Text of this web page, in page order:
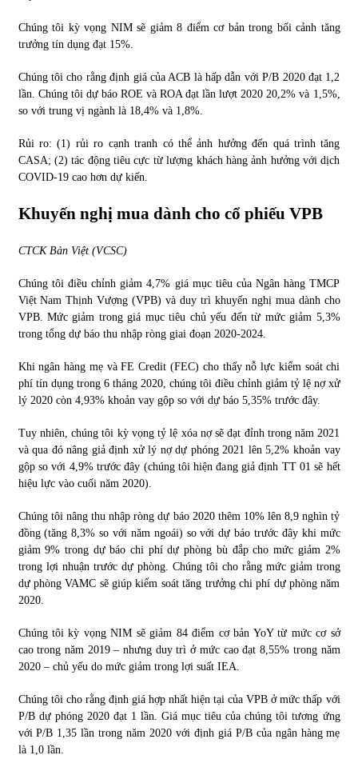
Chúng tôi kỳ vọng NIM sẽ giảm 8 điểm cơ bản trong bối cảnh tăng
trưởng tín dụng đạt 15%.
Chúng tôi cho rằng định giá của ACB là hấp dẫn với P/B 2020 đạt 1,2
lần. Chúng tôi dự báo ROE và ROA đạt lần lượt 2020 20,2% và 1,5%,
so với trung vị ngành là 18,4% và 1,8%.
Rủi ro: (1) rủi ro cạnh tranh có thể ảnh hưởng đến quá trình tăng
CASA; (2) tác động tiêu cực từ lượng khách hàng ảnh hưởng với dịch
COVID-19 cao hơn dự kiến.
Khuyến nghị mua dành cho cổ phiếu VPB
CTCK Bản Việt (VCSC)
Chúng tôi điều chỉnh giảm 4,7% giá mục tiêu của Ngân hàng TMCP
Việt Nam Thịnh Vượng (VPB) và duy trì khuyến nghị mua dành cho
VPB. Mức giảm trong giá mục tiêu chủ yếu đến từ mức giảm 5,3%
trong tổng dự báo thu nhập ròng giai đoạn 2020-2024.
Khi ngân hàng mẹ và FE Credit (FEC) cho thấy nỗ lực kiểm soát chi
phí tín dụng trong 6 tháng 2020, chúng tôi điều chỉnh giảm tỷ lệ nợ xử
lý 2020 còn 4,93% khoản vay gộp so với dự báo 5,35% trước đây.
Tuy nhiên, chúng tôi kỳ vọng tỷ lệ xóa nợ sẽ đạt đỉnh trong năm 2021
và qua đó nâng giả định xử lý nợ dự phóng 2021 lên 5,2% khoản vay
gộp so với 4,9% trước đây (chúng tôi hiện đang giả định TT 01 sẽ hết
hiệu lực vào cuối năm 2020).
Chúng tôi nâng thu nhập ròng dự báo 2020 thêm 10% lên 8,9 nghìn tỷ
đồng (tăng 8,3% so với năm ngoái) so với dự báo trước đây khi mức
giảm 9% trong dự báo chi phí dự phòng bù đắp cho mức giảm 2%
trong lợi nhuận trước dự phòng. Chúng tôi cho rằng mức giảm trong
dự phòng VAMC sẽ giúp kiểm soát tăng trưởng chi phí dự phòng năm
2020.
Chúng tôi kỳ vọng NIM sẽ giảm 84 điểm cơ bản YoY từ mức cơ sở
cao trong năm 2019 – nhưng duy trì ở mức cao đạt 8,55% trong năm
2020 – chủ yếu do mức giảm trong lợi suất IEA.
Chúng tôi cho rằng định giá hợp nhất hiện tại của VPB ở mức thấp với
P/B dự phóng 2020 đạt 1 lần. Giá mục tiêu của chúng tôi tương ứng
với P/B 1,35 lần trong năm 2020 với định giá P/B của ngân hàng mẹ
là 1,0 lần.